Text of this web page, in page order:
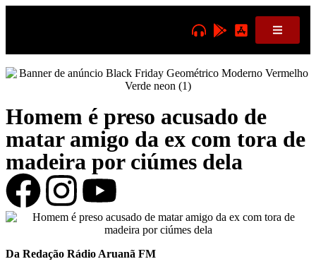
Homem é preso acusado de
matar amigo da ex com tora de
madeira por ciúmes dela
Da Redação Rádio Aruanã FM